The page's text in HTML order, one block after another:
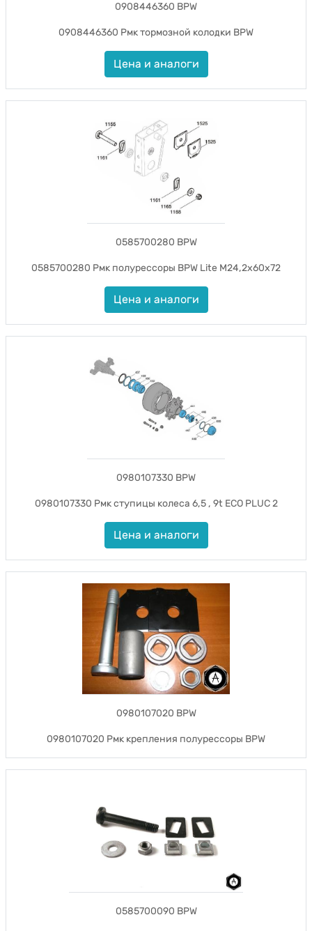
0908446360 BPW
0908446360 Рмк тормозной колодки BPW
Цена и аналоги
0585700280 BPW
0585700280 Рмк полурессоры BPW Lite М24,2x60x72
Цена и аналоги
0980107330 BPW
0980107330 Рмк ступицы колеса 6,5 , 9t ECO PLUC 2
Цена и аналоги
0980107020 BPW
0980107020 Рмк крепления полурессоры BPW
0585700090 BPW